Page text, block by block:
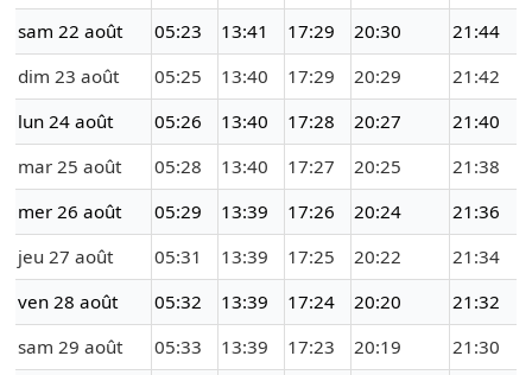
sam 22 août
05:23 13:41 17:29 20:30
21:44
dim 23 août
05:25 13:40 17:29 20:29
21:42
lun 24 août
05:26 13:40 17:28 20:27
21:40
mar 25 août
05:28 13:40 17:27 20:25
21:38
mer 26 août
05:29 13:39 17:26 20:24
21:36
jeu 27 août
05:31 13:39 17:25 20:22
21:34
ven 28 août
05:32 13:39 17:24 20:20
21:32
sam 29 août
05:33 13:39 17:23 20:19
21:30